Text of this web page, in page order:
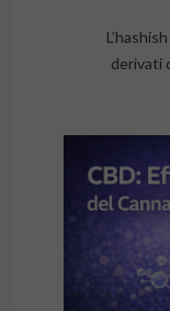
derivati